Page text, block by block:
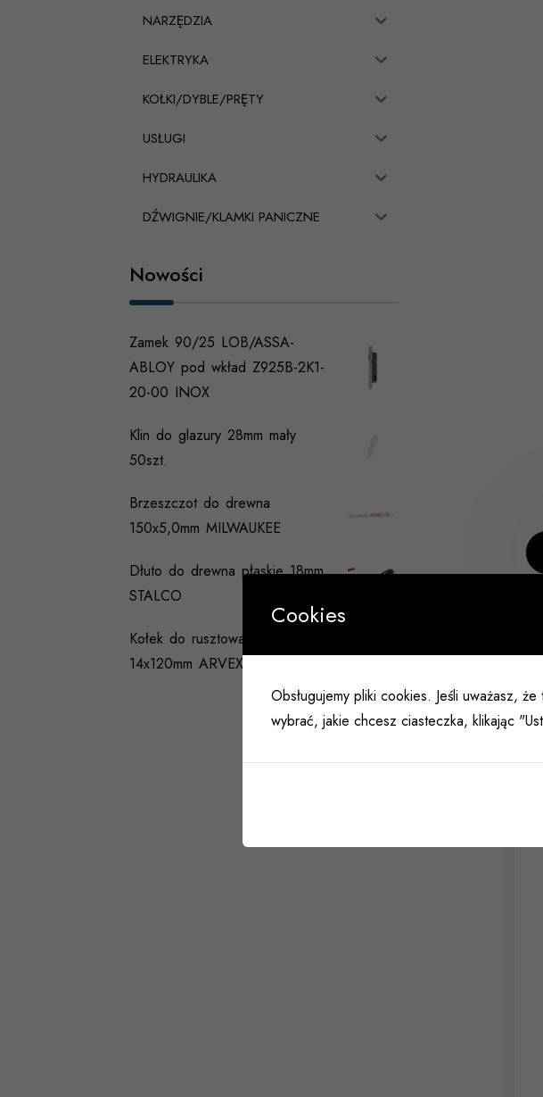
NARZĘDZIA
ELEKTRYKA
KOŁKI/DYBLE/PRĘTY
USŁUGI
HYDRAULIKA
DŹWIGNIE/KLAMKI PANICZNE
Nowości
Zamek 90/25 LOB/ASSA-
ABLOY pod wkład Z925B-2K1-
20-00 INOX
Klin do glazury 28mm mały
50szt.
Brzeszczot do drewna
150x5,0mm MILWAUKEE
Dłuto do drewna płaskie 18mm
STALCO
Kołek do rusztowań WRK
14x120mm ARVEX
Cookies
Obsługujemy pliki cookies. Jeśli uważasz,
wybrać, jakie chcesz ciasteczka, klikając